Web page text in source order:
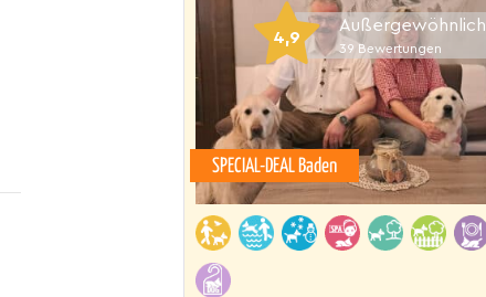
4,9
Außergewöhnlich
39 Bewertungen
SPECIAL-DEAL Baden